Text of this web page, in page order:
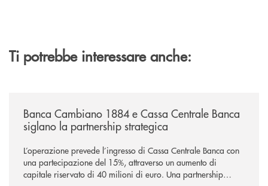
Ti potrebbe interessare anche:
Banca Cambiano 1884 e Cassa Centrale Banca
siglano la partnership strategica
L’operazione prevede l’ingresso di Cassa Centrale Banca con
una partecipazione del 15%, attraverso un aumento di
capitale riservato di 40 milioni di euro. Una partnership